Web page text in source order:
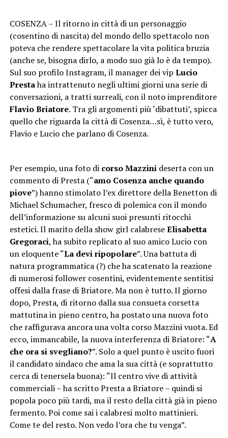
COSENZA – Il ritorno in città di un personaggio
(cosentino di nascita) del mondo dello spettacolo non
poteva che rendere spettacolare la vita politica bruzia
(anche se, bisogna dirlo, a modo suo già lo è da tempo).
Sul suo profilo Instagram, il manager dei vip Lucio
Prestaha intrattenuto negli ultimi giorni una serie di
conversazioni, a tratti surreali, con il noto imprenditore
Flavio Briatore. Tra gli argomenti più ‘dibattuti’, spicca
quello che riguarda la città di Cosenza…sì, è tutto vero,
Flavio e Lucio che parlano di Cosenza.
Per esempio, una foto di corso Mazzinideserta con un
commento di Presta (“amo Cosenza anche quando
piove”) hanno stimolato l’ex direttore della Benetton di
Michael Schumacher, fresco di polemica con il mondo
dell’informazione su alcuni suoi presunti ritocchi
estetici. Il marito della show girl calabreseElisabetta
Gregoraci, ha subito replicato al suo amico Lucio con
un eloquente “La devi ripopolare”. Una battuta di
natura programmatica (?) che ha scatenato la reazione
di numerosi follower cosentini, evidentemente sentitisi
offesi dalla frase di Briatore. Ma non è tutto. Il giorno
dopo, Presta, di ritorno dalla sua consueta corsetta
mattutina in pieno centro, ha postato una nuova foto
che raffigurava ancora una volta corso Mazzini vuota. Ed
ecco, immancabile, la nuova interferenza di Briatore: “A
che ora si svegliano?”. Solo a quel punto è uscito fuori
il candidato sindaco che ama la sua città (e soprattutto
cerca di tenersela buona): “Il centro vive di attività
commerciali – ha scritto Presta a Briatore – quindi si
popola poco più tardi, ma il resto della città già in pieno
fermento. Poi come sai i calabresi molto mattinieri.
Come te del resto. Non vedo l’ora che tu venga”.